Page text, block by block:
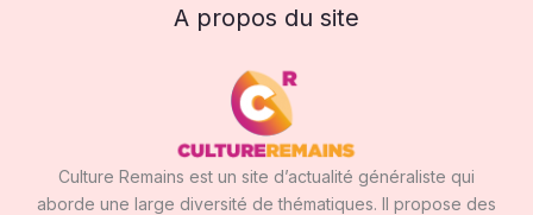
A propos du site
Culture Remains est un site d’actualité généraliste qui
aborde une large diversité de thématiques. Il propose des